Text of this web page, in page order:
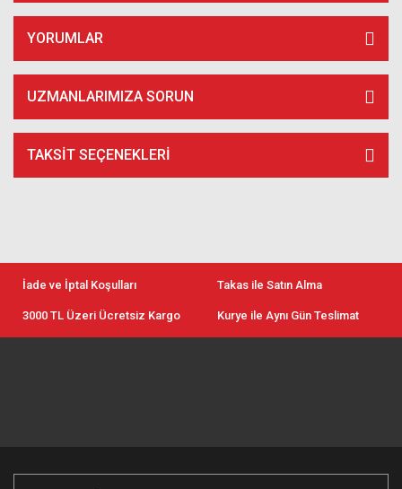
YORUMLAR
UZMANLARIMIZA SORUN
TAKSIT SEÇENEKLERI
İade ve İptal Koşulları Takas ile Satın Alma
3000 TL Üzeri Ücretsiz Kargo Kurye ile Aynı Gün Teslimat